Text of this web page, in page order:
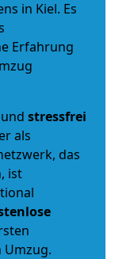
in Kiel. Es
Erfahrung
und stressfrei
als
das
ist